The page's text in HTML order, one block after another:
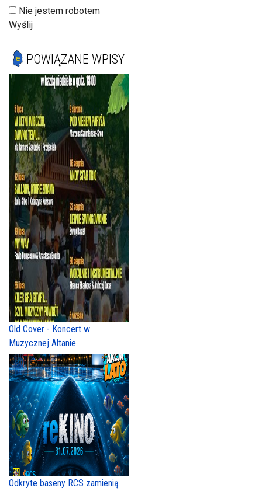
Nie jestem robotem
Wyślij
POWIĄZANE WPISY
Old Cover - Koncert w
Muzycznej Altanie
Odkryte baseny RCS zamienią